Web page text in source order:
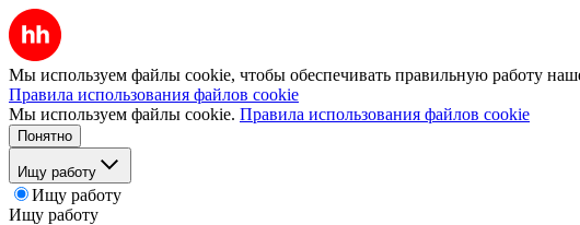
Мы используем файлы cookie, чтобы обеспечивать правильную работу
Правила использования файлов cookie
Мы используем файлы cookie. Правила использования файлов cookie
Понятно
Ищу работу
Ищу работу
Ищу работу